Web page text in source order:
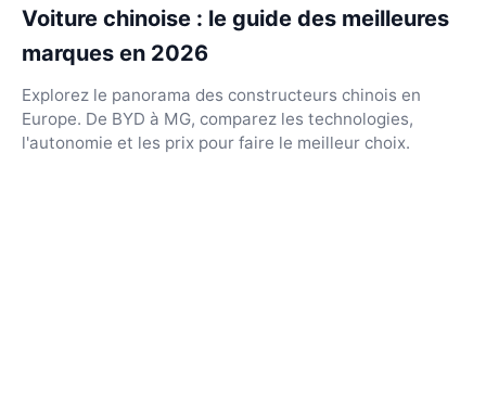
Voiture chinoise : le guide des meilleures
marques en 2026
Explorez le panorama des constructeurs chinois en
Europe. De BYD à MG, comparez les technologies,
l'autonomie et les prix pour faire le meilleur choix.